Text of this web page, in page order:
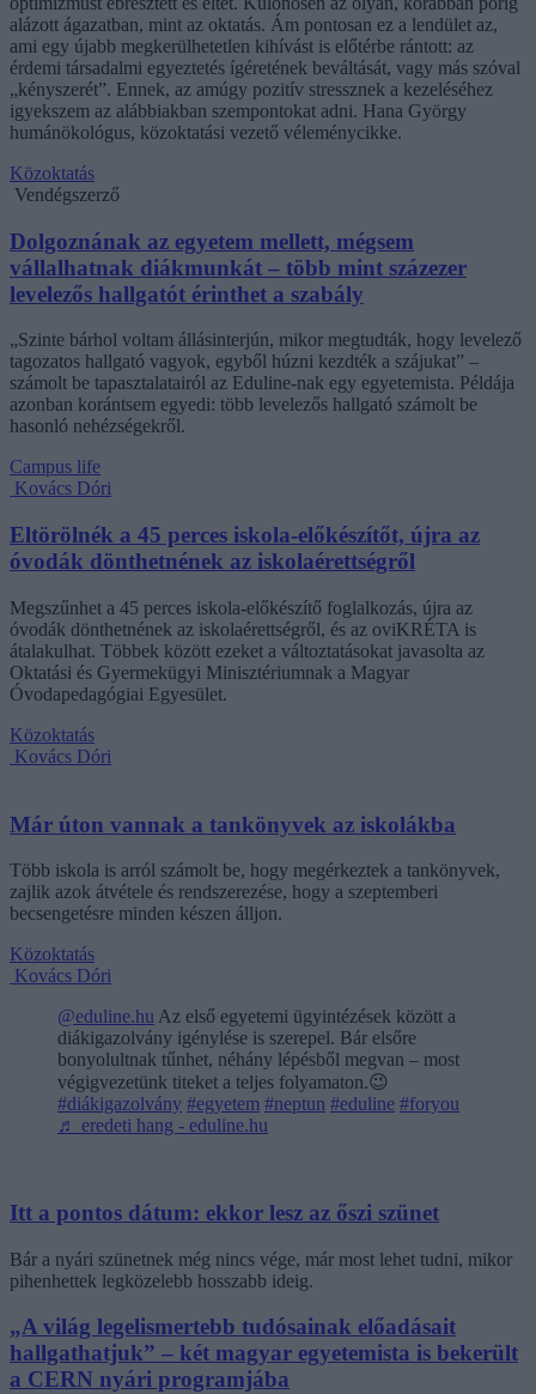
alázott ágazatban, mint az oktatás. Ám pontosan ez a lendület az,
ami egy újabb megkerülhetetlen kihívást is előtérbe rántott: az
érdemi társadalmi egyeztetés ígéretének beváltását, vagy más szóval
„kényszerét”. Ennek, az amúgy pozitív stressznek a kezeléséhez
igyekszem az alábbiakban szempontokat adni. Hana György
humánökológus, közoktatási vezető véleménycikke.
Közoktatás
Vendégszerző
Dolgoznának az egyetem mellett, mégsem
vállalhatnak diákmunkát – több mint százezer
levelezős hallgatót érinthet a szabály
„Szinte bárhol voltam állásinterjún, mikor megtudták, hogy levelező
tagozatos hallgató vagyok, egyből húzni kezdték a szájukat” –
számolt be tapasztalatairól az Eduline-nak egy egyetemista. Példája
azonban korántsem egyedi: több levelezős hallgató számolt be
hasonló nehézségekről.
Campus life
Kovács Dóri
Eltörölnék a 45 perces iskola-előkészítőt, újra az
óvodák dönthetnének az iskolaérettségről
Megszűnhet a 45 perces iskola-előkészítő foglalkozás, újra az
óvodák dönthetnének az iskolaérettségről, és az oviKRÉTA is
átalakulhat. Többek között ezeket a változtatásokat javasolta az
Oktatási és Gyermekügyi Minisztériumnak a Magyar
Óvodapedagógiai Egyesület.
Közoktatás
Kovács Dóri
Már úton vannak a tankönyvek az iskolákba
Több iskola is arról számolt be, hogy megérkeztek a tankönyvek,
zajlik azok átvétele és rendszerezése, hogy a szeptemberi
becsengetésre minden készen álljon.
Közoktatás
Kovács Dóri
@eduline.hu Az első egyetemi ügyintézések között a
diákigazolvány igénylése is szerepel. Bár elsőre
bonyolultnak tűnhet, néhány lépésből megvan – most
végigvezetünk titeket a teljes folyamaton.😉
#diákigazolvány #egyetem #neptun #eduline #foryou
♬ eredeti hang - eduline.hu
Itt a pontos dátum: ekkor lesz az őszi szünet
Bár a nyári szünetnek még nincs vége, már most lehet tudni, mikor
pihenhettek legközelebb hosszabb ideig.
„A világ legelismertebb tudósainak előadásait
hallgathatjuk” – két magyar egyetemista is bekerült
a CERN nyári programjába